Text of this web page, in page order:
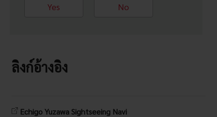
Yes No
ลิงก์อ้างอิง
Echigo Yuzawa Sightseeing Navi